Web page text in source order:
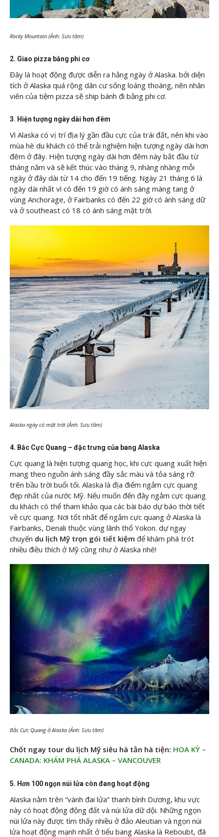
Rocky Mountain (Ảnh: Sưu tầm)
2. Giao pizza bằng phi cơ
Đây là hoạt động được diễn ra hằng ngày ở Alaska. bởi diện
tích ở Alaska quá rộng dân cư sống loáng thoáng, nên nhân
viên của tiệm pizza sẽ ship bánh đi bằng phi cơ.
3. Hiện tượng ngày dài hơn đêm
Vì Alaska có vị trí địa lý gần đầu cực của trái đất, nên khi vào
mùa hè du khách có thể trải nghiệm hiện tượng ngày dài hơn
đêm ở đây. Hiện tượng ngày dài hơn đêm này bắt đầu từ
tháng năm và sẽ kết thúc vào tháng 9, nhàng nhàng mỗi
ngày ở đây dài từ 14 cho đến 19 tiếng. Ngày 21 tháng 6 là
ngày dài nhất vì có đến 19 giờ có ánh sáng màng tang ở
vùng Anchorage, ở Fairbanks có đến 22 giờ có ánh sáng dữ
và ở southeast có 18 có ánh sáng mặt trời.
Alaska ngày có mặt trời (Ảnh: Sưu tầm)
4. Bắc Cực Quang – đặc trưng của bang Alaska
Cực quang là hiện tượng quang học, khi cực quang xuất hiện
mang theo nguồn ánh sáng đầy sắc màu và tỏa sáng rỡ
trên bầu trời buổi tối. Alaska là địa điểm ngắm cực quang
đẹp nhất của nước Mỹ. Nếu muốn đến đây ngắm cực quang
du khách có thể tham khảo qua các bài báo dự báo thời tiết
về cực quang. Nơi tốt nhất để ngắm cực quang ở Alaska là
Fairbanks, Denali thuộc vùng lãnh thổ Yokon. dự ngay
chuyến du lịch Mỹ trọn gói tiết kiệm để khám phá trót
nhiều điều thích ở Mỹ cũng như ở Alaska nhé!
Bắc Cực Quang ở Alaska (Ảnh: Sưu tầm)
Chốt ngay tour du lịch Mỹ siêu hà tằn hà tiện: HOA KỲ –
CANADA: KHÁM PHÁ ALASKA – VANCOUVER
5. Hơn 100 ngọn núi lửa còn đang hoạt động
Alaska nằm trên “vành đai lửa” thanh bình Dương, khu vực
này có hoạt động động đất và núi lửa dữ dội. Những ngọn
núi lửa này được tìm thấy nhiều ở đảo Aleutian và ngọn núi
lửa hoạt động mạnh nhất ở tiểu bang Alaska là Reboubt, đã